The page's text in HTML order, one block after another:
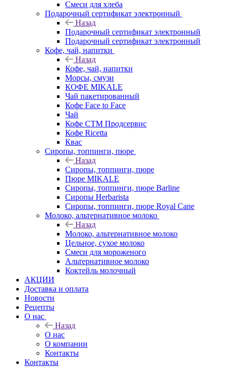
Смеси для хлеба
Подарочный сертификат электронный
Назад
Подарочный сертификат электронный
Подарочный сертификат электронный
Кофе, чай, напитки
Назад
Кофе, чай, напитки
Морсы, смузи
КОФЕ MIKALE
Чай пакетированный
Кофе Face to Face
Чай
Кофе СТМ Продсервис
Кофе Ricetta
Квас
Сиропы, топпинги, пюре
Назад
Сиропы, топпинги, пюре
Пюре MIKALE
Сиропы, топпинги, пюре Barline
Сиропы Herbarista
Сиропы, топпинги, пюре Royal Cane
Молоко, альтернативное молоко
Назад
Молоко, альтернативное молоко
Цельное, сухое молоко
Смеси для мороженого
Альтернативное молоко
Коктейль молочный
АКЦИИ
Доставка и оплата
Новости
Рецепты
О нас
Назад
О нас
О компании
Контакты
Контакты